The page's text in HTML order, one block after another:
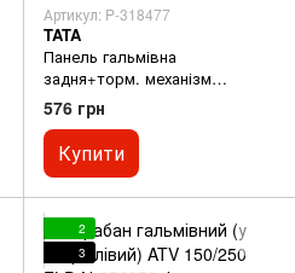
Артикул: P-318477
TATA
Панель гальмівна
задня+торм. механізм
індійська збірка
576 грн
Купити
2
3